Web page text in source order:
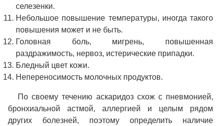
селезенки.
Небольшое повышение температуры, иногда такого
повышения может и не быть.
Головная боль, мигрень, повышенная
раздражимость, нервоз, истерические припадки.
Бледный цвет кожи.
Непереносимость молочных продуктов.
По своему течению аскаридоз схож с пневмонией,
бронхиальной астмой, аллергией и целым рядом
других болезней, поэтому определить наличие